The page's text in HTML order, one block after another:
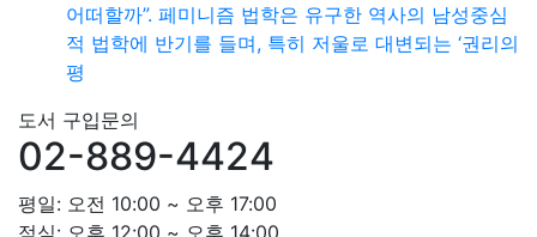
어떠할까”. 페미니즘 법학은 유구한 역사의 남성중심
적 법학에 반기를 들며, 특히 저울로 대변되는 ‘권리의
평
도서 구입문의
02-889-4424
평일: 오전 10:00 ~ 오후 17:00
점심: 오후 12:00 ~ 오후 14:00